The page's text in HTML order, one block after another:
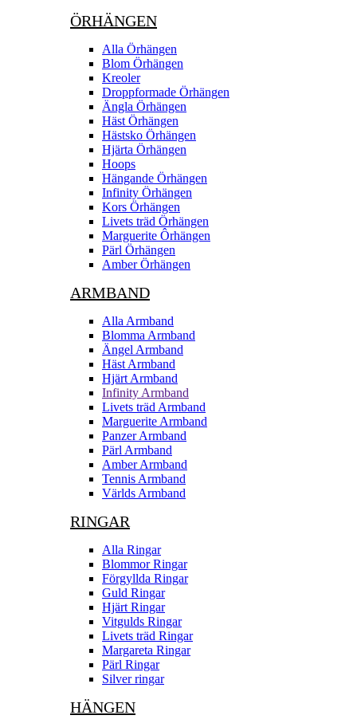
ÖRHÄNGEN
Alla Örhängen
Blom Örhängen
Kreoler
Droppformade Örhängen
Ängla Örhängen
Häst Örhängen
Hästsko Örhängen
Hjärta Örhängen
Hoops
Hängande Örhängen
Infinity Örhängen
Kors Örhängen
Livets träd Örhängen
Marguerite Ôrhängen
Pärl Örhängen
Amber Örhängen
ARMBAND
Alla Armband
Blomma Armband
Ängel Armband
Häst Armband
Hjärt Armband
Infinity Armband
Livets träd Armband
Marguerite Armband
Panzer Armband
Pärl Armband
Amber Armband
Tennis Armband
Världs Armband
RINGAR
Alla Ringar
Blommor Ringar
Förgyllda Ringar
Guld Ringar
Hjärt Ringar
Vitgulds Ringar
Livets träd Ringar
Margareta Ringar
Pärl Ringar
Silver ringar
HÄNGEN